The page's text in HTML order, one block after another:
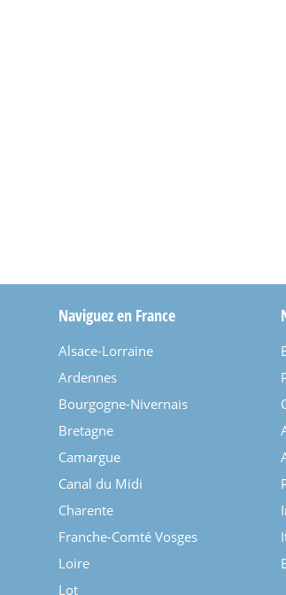
Naviguez en France
Alsace-Lorraine
Ardennes
Bourgogne-Nivernais
Bretagne
Camargue
Canal du Midi
Charente
Franche-Comté Vosges
Loire
Lot